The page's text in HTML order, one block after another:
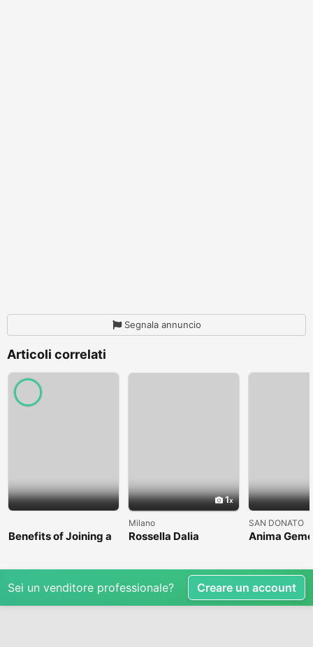
Segnala annuncio
Articoli correlati
Benefits of Joining a
Professional Nasha
1
Milano
Rossella Dalia
SAN DONATO
Anima
Sei un venditore professionale? Creare un account